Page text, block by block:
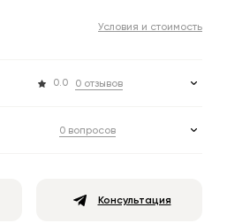
Условия и стоимость
0.0 0 отзывов
0 вопросов
Консультация